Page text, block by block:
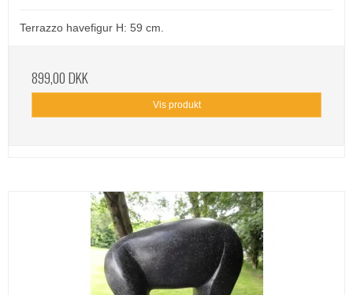
Terrazzo havefigur H: 59 cm.
899,00 DKK
Vis produkt